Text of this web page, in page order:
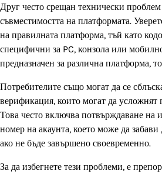
Друг често срещан технически проблем
съвместимостта на платформата.
на правилната платформа, тъй като
специфични за PC, конзола или
предназначен за различна платформа,
Потребителите също могат да се
верификация, които могат да усложнят
Това често включва потвърждаване на
номер на акаунта, което може да забави
ако не бъде завършено своевременно.
За да избегнете тези проблеми, е